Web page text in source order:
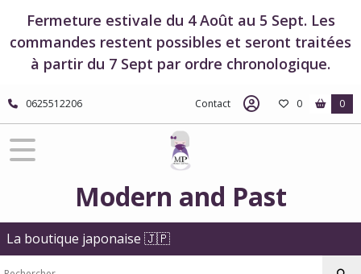
Fermeture estivale du 4 Août au 5 Sept. Les
commandes restent possibles et seront traitées
à partir du 7 Sept par ordre chronologique.
0625512206 Contact 0 0
Modern and Past
La boutique japonaise 🇯🇵